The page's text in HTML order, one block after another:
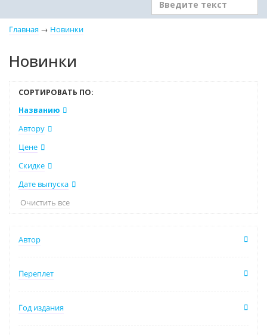
Главная → Новинки
Новинки
СОРТИРОВАТЬ ПО:
Названию
Автору
Цене
Скидке
Дате выпуска
Очистить все
Автор
Переплет
Год издания